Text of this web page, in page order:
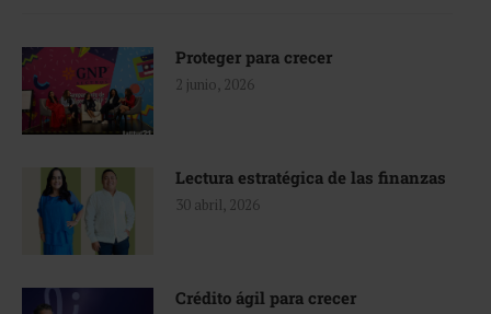
Proteger para crecer
2 junio, 2026
Lectura estratégica de las finanzas
30 abril, 2026
Crédito ágil para crecer